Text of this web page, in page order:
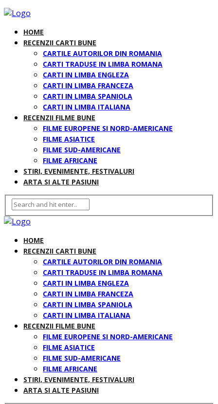
HOME
RECENZII CARTI BUNE
CARTILE AUTORILOR DIN ROMANIA
CARTI TRADUSE IN LIMBA ROMANA
CARTI IN LIMBA ENGLEZA
CARTI IN LIMBA FRANCEZA
CARTI IN LIMBA SPANIOLA
CARTI IN LIMBA ITALIANA
RECENZII FILME BUNE
FILME EUROPENE SI NORD-AMERICANE
FILME ASIATICE
FILME SUD-AMERICANE
FILME AFRICANE
STIRI, EVENIMENTE, FESTIVALURI
ARTA SI ALTE PASIUNI
HOME
RECENZII CARTI BUNE
CARTILE AUTORILOR DIN ROMANIA
CARTI TRADUSE IN LIMBA ROMANA
CARTI IN LIMBA ENGLEZA
CARTI IN LIMBA FRANCEZA
CARTI IN LIMBA SPANIOLA
CARTI IN LIMBA ITALIANA
RECENZII FILME BUNE
FILME EUROPENE SI NORD-AMERICANE
FILME ASIATICE
FILME SUD-AMERICANE
FILME AFRICANE
STIRI, EVENIMENTE, FESTIVALURI
ARTA SI ALTE PASIUNI